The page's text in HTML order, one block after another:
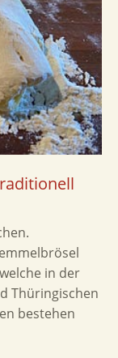
in der
Thüringischen
bestehen